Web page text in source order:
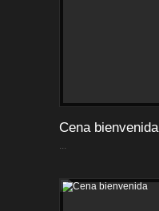
Cena bienvenida
...